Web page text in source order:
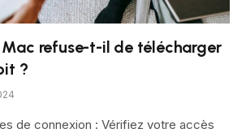
Mac refuse-t-il de télécharger
?
de connexion : Vérifiez votre accès